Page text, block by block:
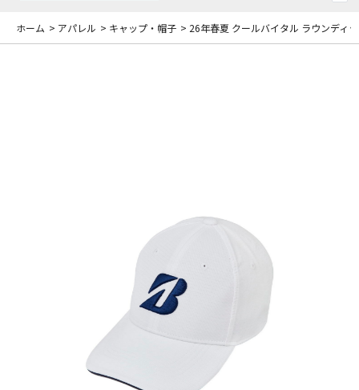
ホーム > アパレル > キャップ・帽子 > 26年春夏 クールバイタル ラウンディ